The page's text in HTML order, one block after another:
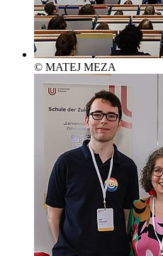
© MATEJ MEZA